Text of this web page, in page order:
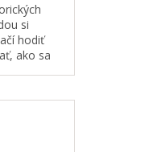
si
hodiť
ako sa